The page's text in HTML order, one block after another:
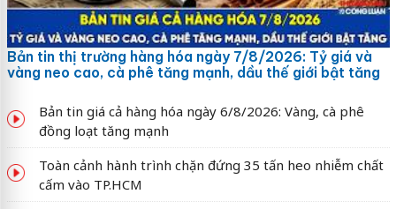
Bản tin thị trường hàng hóa ngày 7/8/2026: Tỷ giá và
vàng neo cao, cà phê tăng mạnh, dầu thế giới bật tăng
Bản tin giá cả hàng hóa ngày 6/8/2026: Vàng, cà phê
đồng loạt tăng mạnh
Toàn cảnh hành trình chặn đứng 35 tấn heo nhiễm chất
cấm vào TP.HCM